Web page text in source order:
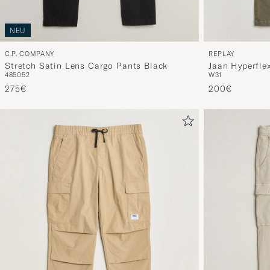
NEU
C.P. COMPANY
Stretch Satin Lens Cargo Pants Black
485052
275€
REPLAY
Jaan
W31
200€